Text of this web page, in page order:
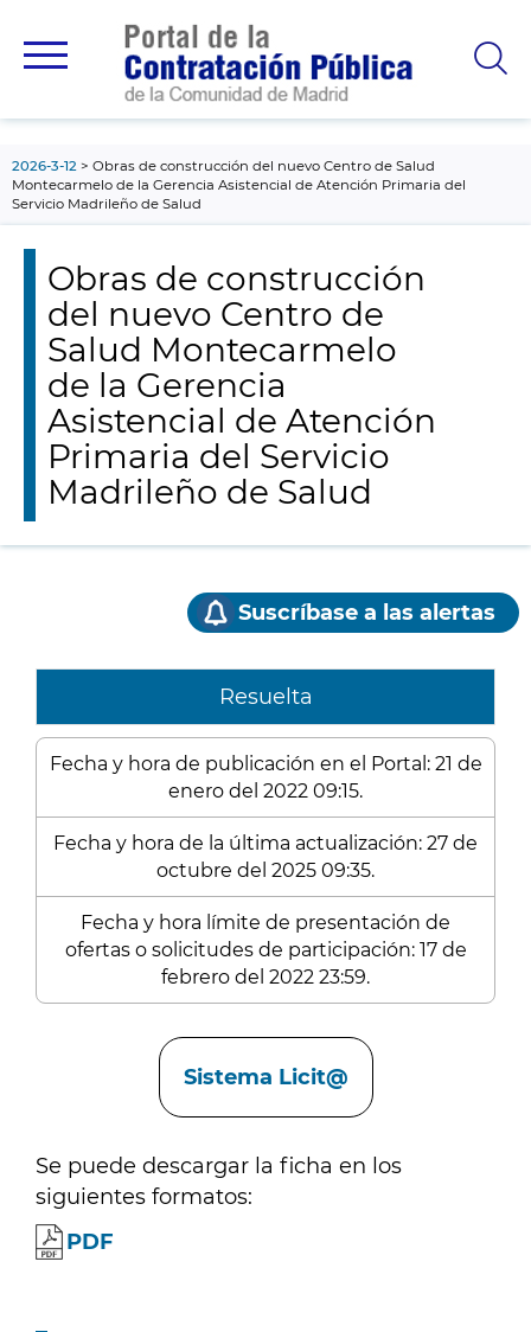
principal
2026-3-12
Obras de construcción del nuevo Centro de Salud
Montecarmelo de la Gerencia Asistencial de Atención Primaria del
Servicio Madrileño de Salud
Obras de construcción
del nuevo Centro de
Salud Montecarmelo
de la Gerencia
Asistencial de Atención
Primaria del Servicio
Madrileño de Salud
Suscríbase a las alertas
Resuelta
Fecha y hora de publicación en el Portal: 21 de
enero del 2022 09:15.
Fecha y hora de la última actualización: 27 de
octubre del 2025 09:35.
Fecha y hora límite de presentación de
ofertas o solicitudes de participación: 17 de
febrero del 2022 23:59.
Sistema Licit@
Se puede descargar la ficha en los
siguientes formatos:
PDF